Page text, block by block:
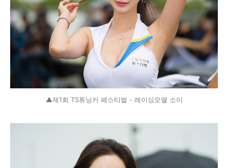
▲제1회 TS튜닝카 페스티벌 - 레이싱모델 소이